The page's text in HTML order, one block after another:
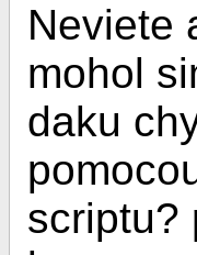
Neviete
mohol
daku
scriptu?